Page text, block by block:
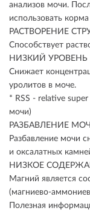
анализов мочи.
использовать
РАСТВОРЕНИЕ
Способствует
НИЗКИЙ УРОВЕНЬ
Снижает
уролитов в моче.
* RSS - relative
мочи)
РАЗБАВЛЕНИЕ
Разбавление мочи
и оксалатных
НИЗКОЕ
Магний является
(магниево-
Полезная